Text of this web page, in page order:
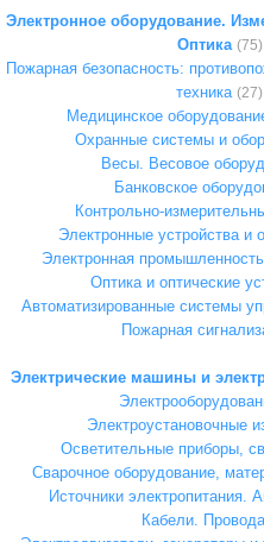
Электронное оборудование.
Оптика (75)
Пожарная безопасность:
техника (27)
Медицинское
Охранные системы и
Весы. Весовое
Банковское
Контрольно-
Электронные устройства и
Электронная
Оптика и оптические
Автоматизированные системы
Пожарная
Электрические машины и
Электроустановочные
Осветительные приборы,
Сварочное оборудование,
Источники электропитания.
Кабели. Провода